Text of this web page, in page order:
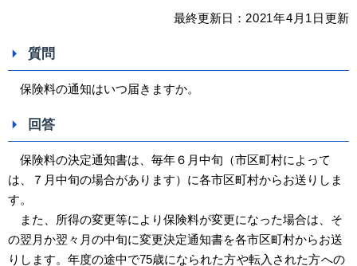
最終更新日： 2021年4 月1日更新
質問
保険料の通知はいつ届きますか。
回答
保険料の決定通知書は、毎年６月中旬（市区町村によって
は、７月中旬の場合があります）に各市区町村からお送りしま
す。
また、所得の変更等により保険料が変更になった場合は、そ
の翌月か翌々月の中旬に変更決定通知書を各市区町村からお送
りします。年度の途中で75歳になられた方や転入された方への